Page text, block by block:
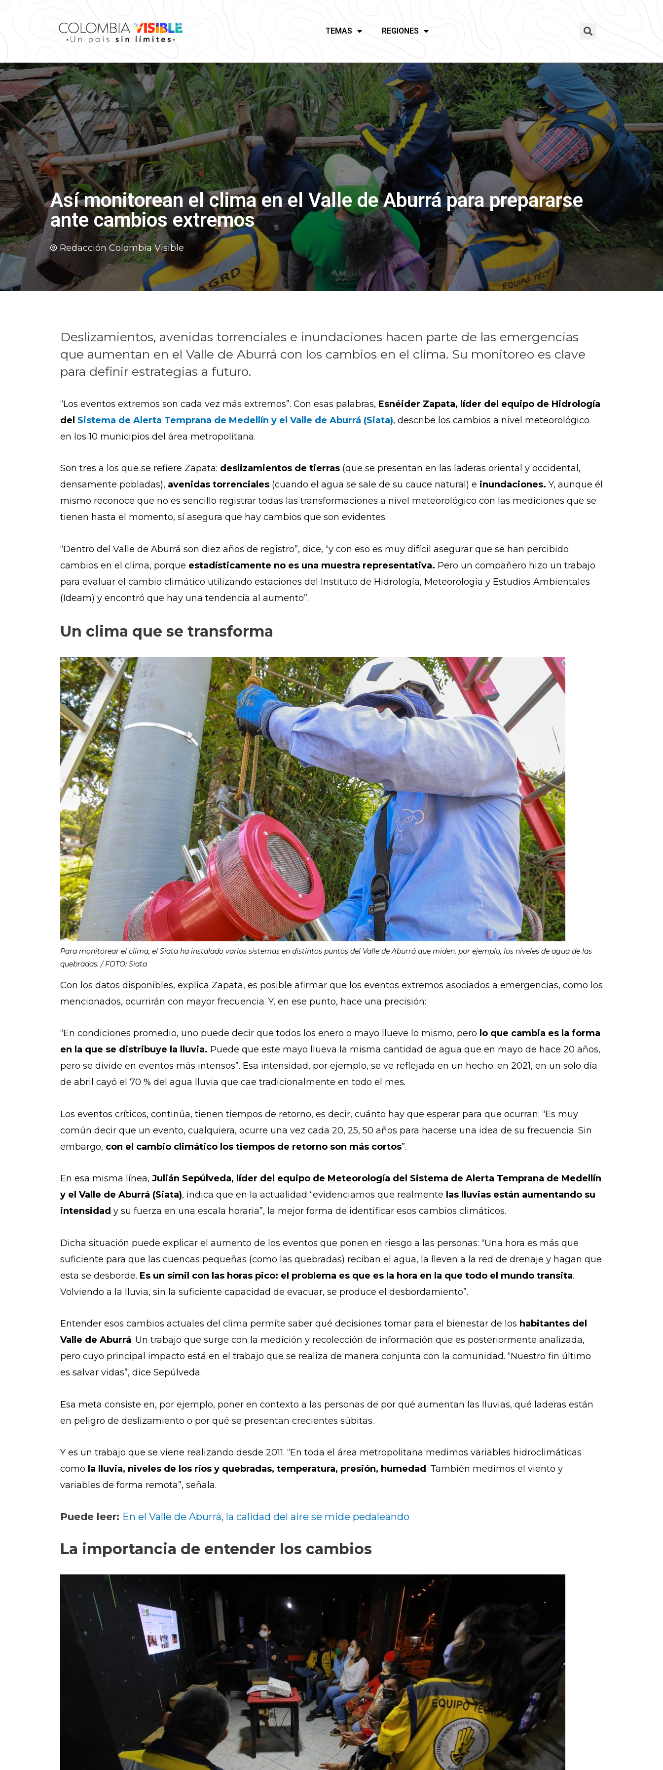
TEMAS REGIONES
Así monitorean el clima en el Valle de Aburrá para prepararse
ante cambios extremos
Redacción Colombia Visible
Deslizamientos, avenidas torrenciales e inundaciones hacen parte de las emergencias
que aumentan en el Valle de Aburrá con los cambios en el clima. Su monitoreo es clave
para definir estrategias a futuro.
“Los eventos extremos son cada vez más extremos”. Con esas palabras, Esnéider Zapata, líder del equipo de Hidrología
del Sistema de Alerta Temprana de Medellín y el Valle de Aburrá (Siata), describe los cambios a nivel meteorológico
en los 10 municipios del área metropolitana.
Son tres a los que se refiere Zapata: deslizamientos de tierras (que se presentan en las laderas oriental y occidental,
densamente pobladas), avenidas torrenciales (cuando el agua se sale de su cauce natural) e inundaciones. Y, aunque él
mismo reconoce que no es sencillo registrar todas las transformaciones a nivel meteorológico con las mediciones que se
tienen hasta el momento, sí asegura que hay cambios que son evidentes.
“Dentro del Valle de Aburrá son diez años de registro”, dice, “y con eso es muy difícil asegurar que se han percibido
cambios en el clima, porque estadísticamente no es una muestra representativa. Pero un compañero hizo un trabajo
para evaluar el cambio climático utilizando estaciones del Instituto de Hidrología, Meteorología y Estudios Ambientales
(Ideam) y encontró que hay una tendencia al aumento”.
Un clima que se transforma
Para monitorear el clima, el Siata ha instalado varios sistemas en distintos puntos del Valle de Aburrá que miden, por ejemplo, los niveles de agua de las
quebradas. / FOTO: Siata
Con los datos disponibles, explica Zapata, es posible afirmar que los eventos extremos asociados a emergencias, como los
mencionados, ocurrirán con mayor frecuencia. Y, en ese punto, hace una precisión:
“En condiciones promedio, uno puede decir que todos los enero o mayo llueve lo mismo, pero lo que cambia es la forma
en la que se distribuye la lluvia. Puede que este mayo llueva la misma cantidad de agua que en mayo de hace 20 años,
pero se divide en eventos más intensos”. Esa intensidad, por ejemplo, se ve reflejada en un hecho: en 2021, en un solo día
de abril cayó el 70 % del agua lluvia que cae tradicionalmente en todo el mes.
Los eventos críticos, continúa, tienen tiempos de retorno, es decir, cuánto hay que esperar para que ocurran: “Es muy
común decir que un evento, cualquiera, ocurre una vez cada 20, 25, 50 años para hacerse una idea de su frecuencia. Sin
embargo, con el cambio climático los tiempos de retorno son más cortos”.
En esa misma línea, Julián Sepúlveda, líder del equipo de Meteorología del Sistema de Alerta Temprana de Medellín
y el Valle de Aburrá (Siata), indica que en la actualidad “evidenciamos que realmente las lluvias están aumentando su
intensidad y su fuerza en una escala horaria”, la mejor forma de identificar esos cambios climáticos.
Dicha situación puede explicar el aumento de los eventos que ponen en riesgo a las personas: “Una hora es más que
suficiente para que las cuencas pequeñas (como las quebradas) reciban el agua, la lleven a la red de drenaje y hagan que
esta se desborde. Es un símil con las horas pico: el problema es que es la hora en la que todo el mundo transita.
Volviendo a la lluvia, sin la suficiente capacidad de evacuar, se produce el desbordamiento”.
Entender esos cambios actuales del clima permite saber qué decisiones tomar para el bienestar de los habitantes del
Valle de Aburrá. Un trabajo que surge con la medición y recolección de información que es posteriormente analizada,
pero cuyo principal impacto está en el trabajo que se realiza de manera conjunta con la comunidad. “Nuestro fin último
es salvar vidas”, dice Sepúlveda.
Esa meta consiste en, por ejemplo, poner en contexto a las personas de por qué aumentan las lluvias, qué laderas están
en peligro de deslizamiento o por qué se presentan crecientes súbitas.
Y es un trabajo que se viene realizando desde 2011. “En toda el área metropolitana medimos variables hidroclimáticas
como la lluvia, niveles de los ríos y quebradas, temperatura, presión, humedad. También medimos el viento y
variables de forma remota”, señala.
Puede leer: En el Valle de Aburrá, la calidad del aire se mide pedaleando
La importancia de entender los cambios